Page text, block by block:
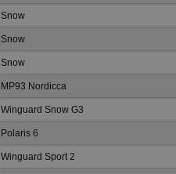
Snow
Snow
Snow
MP93 Nordicca
Winguard Snow G3
Polaris 6
Winguard Sport 2